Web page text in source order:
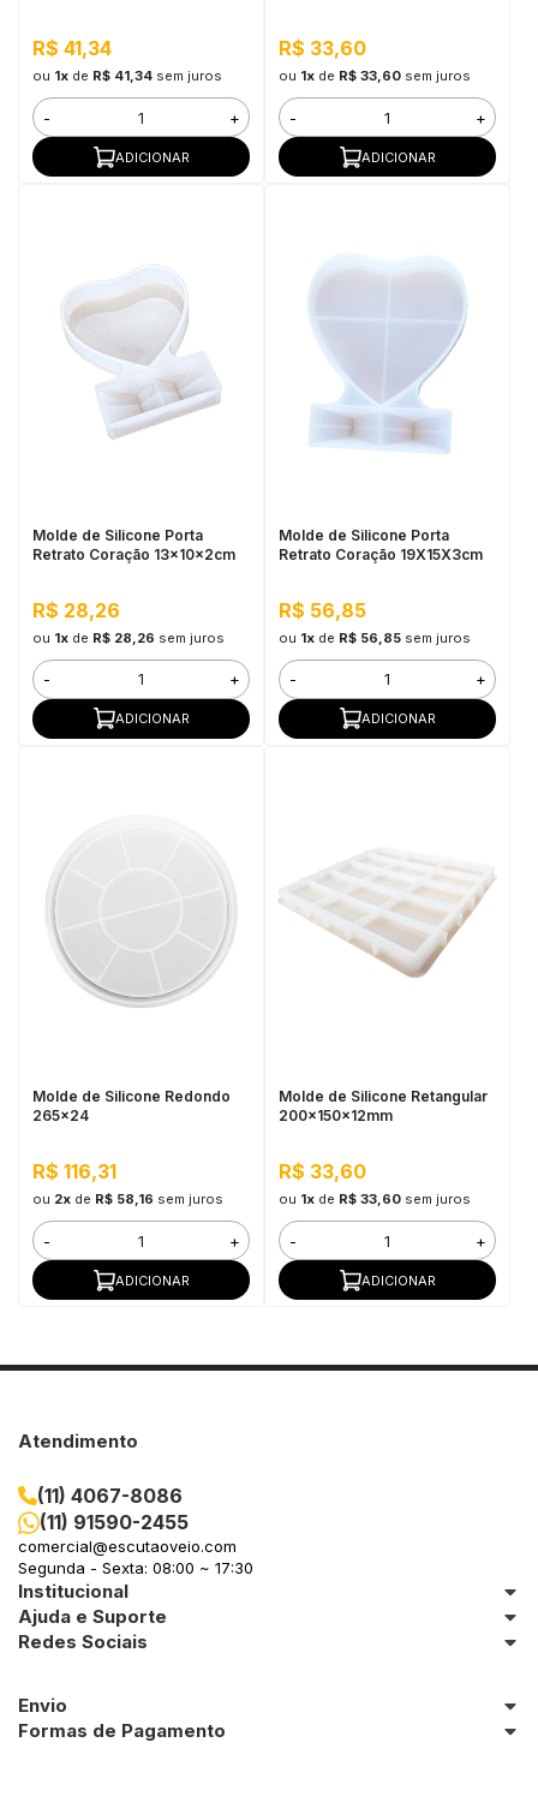
R$ 41,34
ou 1xde R$ 41,34 sem juros
- +
ADICIONAR
R$ 33,60
ou 1xde R$ 33,60 sem juros
- +
ADICIONAR
Molde de Silicone Porta
Retrato Coração 13x10x2cm
R$ 28,26
ou 1xde R$ 28,26 sem juros
- +
ADICIONAR
Molde de Silicone Porta
Retrato Coração 19X15X3cm
R$ 56,85
ou 1xde R$ 56,85 sem juros
- +
ADICIONAR
Molde de Silicone Redondo
265x24
R$ 116,31
ou 2xde R$ 58,16 sem juros
- +
ADICIONAR
Molde de Silicone Retangular
200x150x12mm
R$ 33,60
ou 1xde R$ 33,60 sem juros
- +
ADICIONAR
Atendimento
(11) 4067-8086
(11) 91590-2455
comercial@escutaoveio.com
Segunda - Sexta: 08:00 ~ 17:30
Institucional
Ajuda e Suporte
Redes Sociais
Envio
Formas de Pagamento